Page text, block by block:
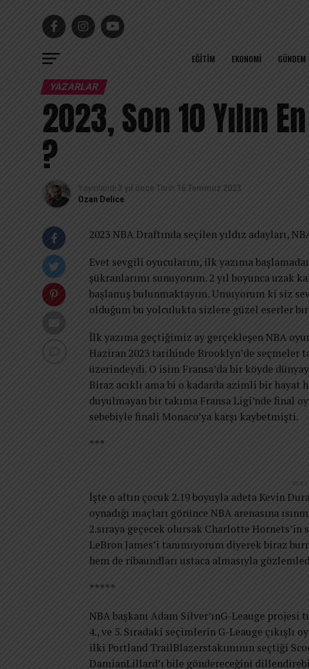
EĞITIM EKONOMI GÜNDEM
YAZARLAR
2023, Son 10 Yılın
?
Yayınlandı 3 yıl önce Tarih
16 Temmuz 2023
Ozan Delice
2023 NBA Draftında seçilen yıldız adayları,
Evet sevgili oyucularım, ilk yazıma
şükranlarımı sunuyorum. 2 yıl boyunca uzak
başlamış bulunmaktayım. Umuyorum ki siz
olduğum bu yolculukta sizlere güzel eserler
İlk yazıma geçtiğimiz ay gerçekleşen NBA
Haziran 2023 tarihinde Brooklyn’de seçmeler
üzerindeydi. O isim Fransa’da bir köyde
Biraz acıklı ama bi o kadarda azimli bir
duyulmayan bir takıma Fransa Ligi’nde final
sebebiyle finali Monaco’ya karşı kaybetmişti.
***
İşte o altın çocuk 2.19 boyuyla adeta Kevin
oynadığı maçları görünce NBA arenasına
2.sıraya geçecek olursak Charlotte
LeBron James’i tanımıyorum diyerek biraz
hem de ribaundları ustaca almasıyla
*****
NBA başkanı Adam Silver’ınG-Leauge
4., ve 5. Sıradaki seçimlerin G-Leauge çıkışlı
ilki Portland TrailBlazerstakımının seçtiği
DamianLillard’ı bile göndereceğini